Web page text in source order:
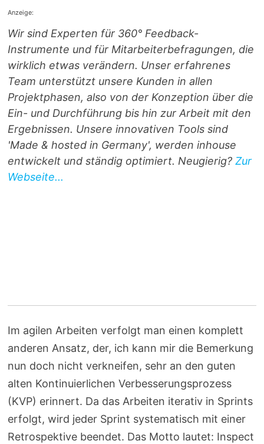
Anzeige:
Wir sind Experten für 360° Feedback-
Instrumente und für Mitarbeiterbefragungen, die
wirklich etwas verändern. Unser erfahrenes
Team unterstützt unsere Kunden in allen
Projektphasen, also von der Konzeption über die
Ein- und Durchführung bis hin zur Arbeit mit den
Ergebnissen. Unsere innovativen Tools sind
'Made & hosted in Germany', werden inhouse
entwickelt und ständig optimiert. Neugierig?Zur
Webseite...
Im agilen Arbeiten verfolgt man einen komplett
anderen Ansatz, der, ich kann mir die Bemerkung
nun doch nicht verkneifen, sehr an den guten
alten Kontinuierlichen Verbesserungsprozess
(KVP) erinnert. Da das Arbeiten iterativ in Sprints
erfolgt, wird jeder Sprint systematisch mit einer
Retrospektive beendet. Das Motto lautet: Inspect